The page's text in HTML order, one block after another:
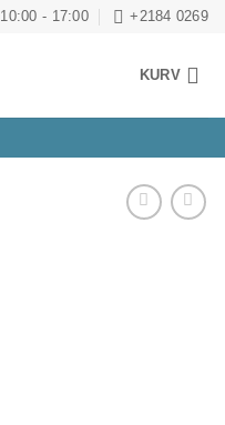
10:00 - 17:00 +2184 0269
KURV